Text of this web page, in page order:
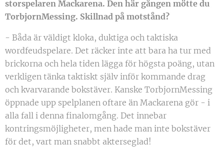
storspelaren Mackarena. Den här gången mötte du
TorbjornMessing. Skillnad på motstånd?
- Båda är väldigt kloka, duktiga och taktiska
wordfeudspelare. Det räcker inte att bara ha tur med
brickorna och hela tiden lägga för högsta poäng, utan
verkligen tänka taktiskt själv inför kommande drag
och kvarvarande bokstäver. Kanske TorbjornMessing
öppnade upp spelplanen oftare än Mackarena gör - i
alla fall i denna finalomgång. Det innebar
kontringsmöjligheter, men hade man inte bokstäver
för det, vart man snabbt akterseglad!